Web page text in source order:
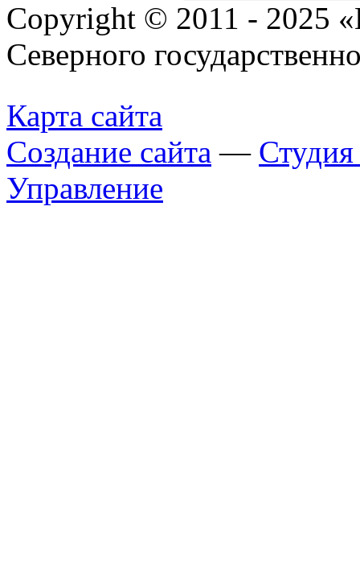
Copyright © 2011 - 2025
Северного
Карта сайта
Создание сайта —
Управление